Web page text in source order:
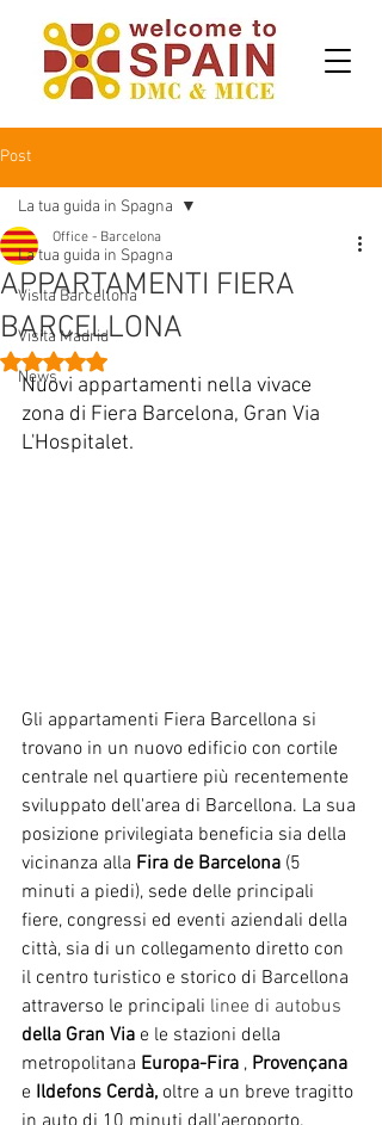
Post
La tua guida in Spagna
Visita Barcellona
Visita Madrid
News
La tua guida in Spagna
APPARTAMENTI FIERA
BARCELLONA
Office - Barcelona
Valutazione NaN stelle su 5.
Nuovi appartamenti nella vivace
zona di Fiera Barcelona, Gran Via
L'Hospitalet.
Gli appartamenti Fiera Barcellona si
trovano in un nuovo edificio con cortile
centrale nel quartiere più recentemente
sviluppato dell'area di Barcellona. La sua
posizione privilegiata beneficia sia della
vicinanza alla Fira de Barcelona (5
minuti a piedi), sede delle principali
fiere, congressi ed eventi aziendali della
città, sia di un collegamento diretto con
il centro turistico e storico di Barcellona
attraverso le principali linee di autobus
della Gran Via e le stazioni della
metropolitana Europa-Fira , Provençana
e Ildefons Cerdà, oltre a un breve tragitto